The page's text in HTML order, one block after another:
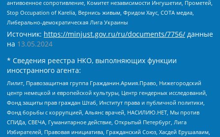
антивоенное сопротивление, Комитет независимости Ингушетии, Прометей,
Stop Occupation of Karelia, Вернись живым, Фридом Хаус, СОТА медиа,
Либерально-демократическая Лига Украины
Источник: https://minjust.gov.ru/ru/documents/7756/ данные
на 13.05.2024
* Сведения реестра НКО, выполняющих функции
иностранного агента:
Лилит, Правозащитная группа Гражданин.Армия.Право, Нижегородский
центр немецкой и европейской культуры, Центр гендерных исследований,
Фонд защиты прав граждан Штаб, Институт права и публичной политики,
Фонд борьбы с коррупцией, Альянс врачей, НАСИЛИЮ.НЕТ, Мы против
СПИДа, СВЕЧА, Гуманитарное действие, Открытый Петербург, Лига
Избирателей, Правовая инициатива, Гражданский Союз, Хасдей Ерушалаим,